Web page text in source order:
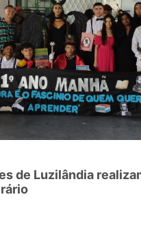
de Luzilândia